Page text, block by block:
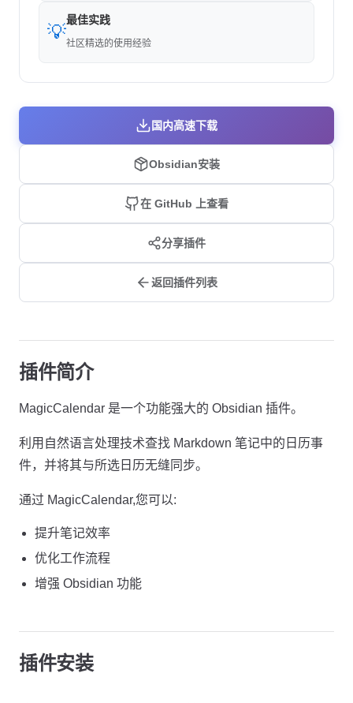
💡
最佳实践
社区精选的使用经验
国内高速下载
Obsidian安装
在 GitHub 上查看
分享插件
返回插件列表
插件简介
MagicCalendar 是一个功能强大的 Obsidian 插件。
利用自然语言处理技术查找 Markdown 笔记中的日历事
件，并将其与所选日历无缝同步。
通过 MagicCalendar,您可以:
提升笔记效率
优化工作流程
增强 Obsidian 功能
插件安装